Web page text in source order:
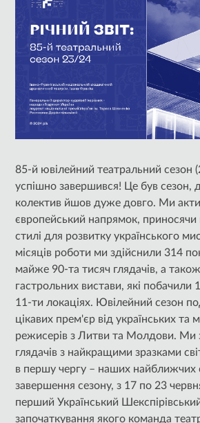
85-й ювілейний театральний сезон
успішно завершився! Це був сезон,
колектив йшов дуже довго. Ми
європейський напрямок, приносячи
стилі для розвитку українського
місяців роботи ми здійснили 314
майже 90-та тисяч глядачів, а також
гастрольних вистави, які побачили
11-ти локаціях. Ювілейний сезон
цікавих прем'єр від українських та
режисерів з Литви та Молдови. Ми
глядачів з найкращими зразками
в першу чергу – наших найближчих
завершення сезону, з 17 по 23
перший Український
започаткування якого команда